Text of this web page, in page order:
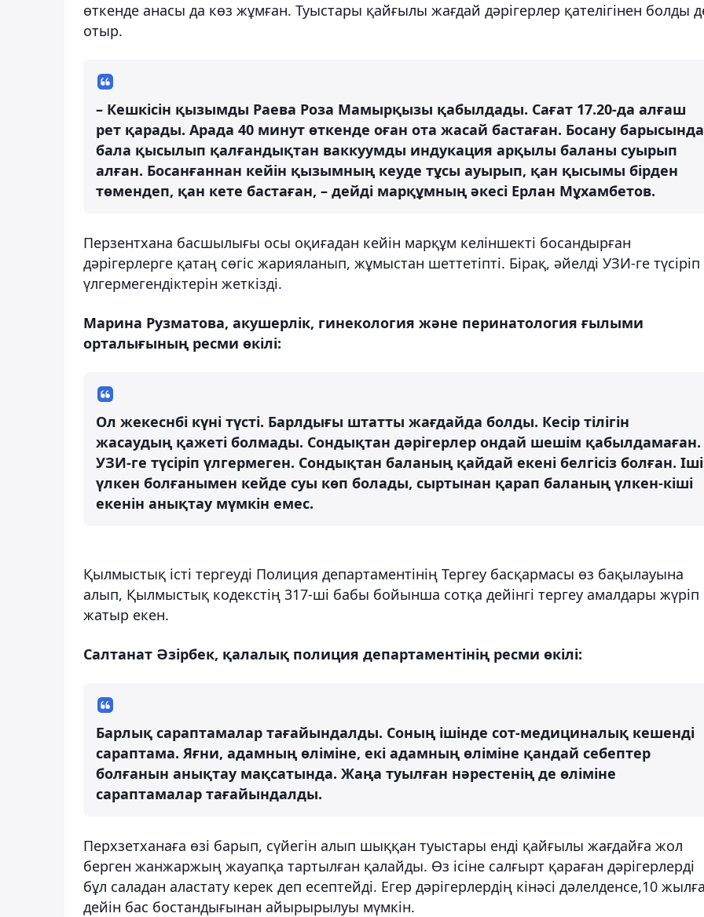
өткенде анасы да көз жұмған. Туыстары қайғылы жағдай дәрігерлер қателігінен болды
отыр.
– Кешкісін қызымды Раева Роза Мамырқызы қабылдады. Сағат 17.20-да алғаш
рет қарады. Арада 40 минут өткенде оған ота жасай бастаған. Босану барысында
бала қысылып қалғандықтан ваккуумды индукация арқылы баланы суырып
алған. Босанғаннан кейін қызымның кеуде тұсы ауырып, қан қысымы бірден
төмендеп, қан кете бастаған, – дейді марқұмның әкесі Ерлан Мұхамбетов.
Перзентхана басшылығы осы оқиғадан кейін марқұм келіншекті босандырған
дәрігерлерге қатаң сөгіс жарияланып, жұмыстан шеттетіпті. Бірақ, әйелді УЗИ-ге түсіріп
үлгермегендіктерін жеткізді.
Марина Рузматова, акушерлік, гинекология және перинатология ғылыми
орталығының ресми өкілі:
Ол жекеснбі күні түсті. Барлдығы штатты жағдайда болды. Кесір тілігін
жасаудың қажеті болмады. Сондықтан дәрігерлер ондай шешім қабылдамаған.
УЗИ-ге түсіріп үлгермеген. Сондықтан баланың қайдай екені белгісіз болған. Іші
үлкен болғанымен кейде суы көп болады, сыртынан қарап баланың үлкен-кіші
екенін анықтау мүмкін емес.
Қылмыстық істі тергеуді Полиция департаментінің Тергеу басқармасы өз бақылауына
алып, Қылмыстық кодекстің 317-ші бабы бойынша сотқа дейінгі тергеу амалдары жүріп
жатыр екен.
Салтанат Әзірбек, қалалық полиция департаментінің ресми өкілі:
Барлық сараптамалар тағайындалды. Соның ішінде сот-медициналық кешенді
сараптама. Яғни, адамның өліміне, екі адамның өліміне қандай себептер
болғанын анықтау мақсатында. Жаңа туылған нәрестенің де өліміне
сараптамалар тағайындалды.
Перхзетханаға өзі барып, сүйегін алып шыққан туыстары енді қайғылы жағдайға жол
берген жанжаржың жауапқа тартылған қалайды. Өз ісіне салғырт қараған дәрігерлерді
бұл саладан аластату керек деп есептейді. Егер дәрігерлердің кінәсі дәлелденсе,10
дейін бас бостандығынан айырырылуы мүмкін.